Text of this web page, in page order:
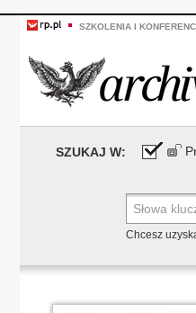
SZKOLENIA I
SZUKAJ W:
Chcesz